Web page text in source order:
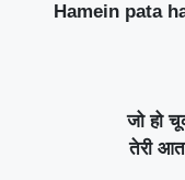
Hamein pata
जो हो
तेरी